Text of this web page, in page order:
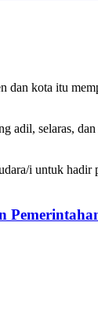
dan kota itu
adil, selaras,
i untuk hadir